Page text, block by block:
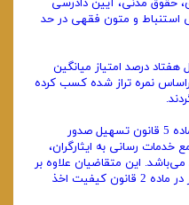
حقوق مدنی، آیین دادرسی
استنباط و متون فقهی در حد
که حداقل هفتاد درصد امتیاز میانگین
براساس نمره تراز شده کسب کرده
(اصلاحی 1402/4/11) - در اجرای تبصره 2 ماده 5 قانون تسهیل صدور
و ماده 59 قانون جامع خدمات رسانی به ایثارگران،
در ماده فوق حداقل 60 درصد می‌باشد. این متقاضیان علاوه بر
کسب نمره قبولی مذکور، باید شرایط مقرر در ماده 2 قانون کیفیت اخذ